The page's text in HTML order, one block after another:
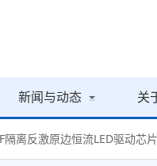
新闻与动态 关
隔离反激原边恒流LED驱动